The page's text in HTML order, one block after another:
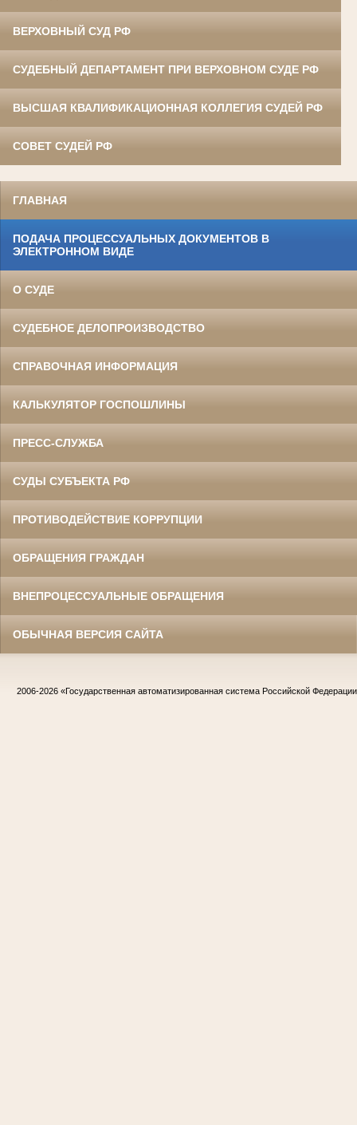
ВЕРХОВНЫЙ СУД РФ
СУДЕБНЫЙ ДЕПАРТАМЕНТ ПРИ ВЕРХОВНОМ СУДЕ РФ
ВЫСШАЯ КВАЛИФИКАЦИОННАЯ КОЛЛЕГИЯ СУДЕЙ РФ
СОВЕТ СУДЕЙ РФ
ГЛАВНАЯ
ПОДАЧА ПРОЦЕССУАЛЬНЫХ ДОКУМЕНТОВ В
ЭЛЕКТРОННОМ ВИДЕ
О СУДЕ
СУДЕБНОЕ ДЕЛОПРОИЗВОДСТВО
СПРАВОЧНАЯ ИНФОРМАЦИЯ
КАЛЬКУЛЯТОР ГОСПОШЛИНЫ
ПРЕСС-СЛУЖБА
СУДЫ СУБЪЕКТА РФ
ПРОТИВОДЕЙСТВИЕ КОРРУПЦИИ
ОБРАЩЕНИЯ ГРАЖДАН
ВНЕПРОЦЕССУАЛЬНЫЕ ОБРАЩЕНИЯ
ОБЫЧНАЯ ВЕРСИЯ САЙТА
2006-2026 «Государственная автоматизированная система Российской